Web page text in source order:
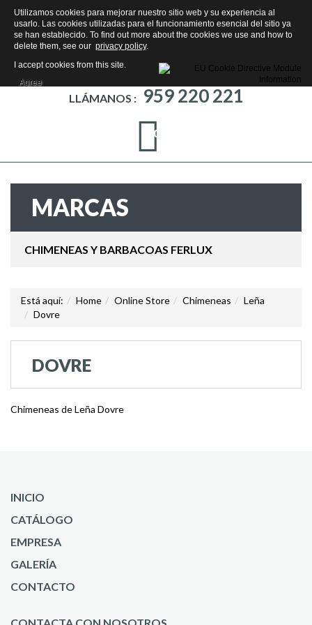
LLÁMANOS : 959 220 221
0
MARCAS
CHIMENEAS Y BARBACOAS FERLUX
Está aquí: Home Online Store Chimeneas
Leña
Dovre
DOVRE
Chimeneas de Leña Dovre
INICIO
CATÁLOGO
EMPRESA
GALERÍA
CONTACTO
Utilizamos cookies para mejorar nuestro sitio web y su experiencia al
usarlo. Las cookies utilizadas para el funcionamiento esencial del sitio ya
se han establecido. To find out more about the cookies we use and how to
delete them, see our privacy policy.
I accept cookies from this site.
Agree